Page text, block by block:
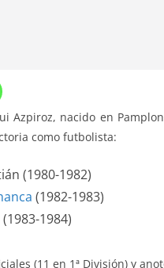
Azpiroz, nacido en
como futbolista:
(1980-1982)
(1982-1983)
1984)
(11 en 1ª División) y